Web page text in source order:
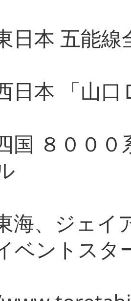
日本 五能
日本 「山
国 ８００
海、ジェイ
ベントスタ